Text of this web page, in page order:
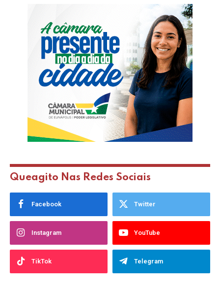
Queagito Nas Redes Sociais
Facebook Twitter
Instagram YouTube
TikTok Telegram